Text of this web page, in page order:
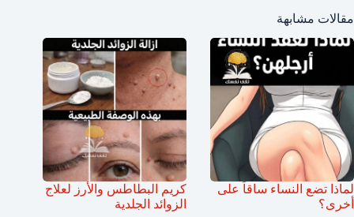
مقالات مشابهة
لماذا تضع النساء ساقاً على
أخرى؟
كريم البطاطس والأرز لعلاج
الزوائد الجلدية